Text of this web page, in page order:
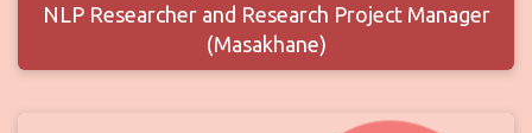
NLP Researcher and Research Project Manager
(Masakhane)